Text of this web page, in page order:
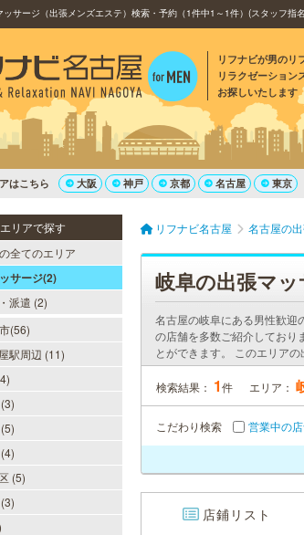
ッサージ（出張メンズエステ）検索・予約（1件中1～1件）(スタッフ指
リフナビが男のリ
リラクゼーション
お探しいたします
はこちら 大阪 神戸 京都 名古屋 東京
リアで探す
全てのエリア
サージ(2)
派遣 (2)
(56)
駅周辺 (11)
(5)
リフナビ名古屋 名古屋の
岐阜の出張マッ
名古屋の岐阜にある男性歓迎
の店舗を多数ご紹介しており
とができます。 このエリア
検索結果： 1件 エリア：
こだわり検索 営業中の
店鋪リスト